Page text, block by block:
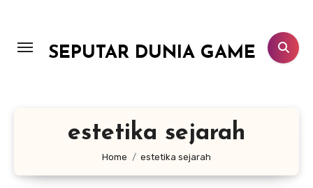
konten
SEPUTAR DUNIA GAME
estetika sejarah
Home estetika sejarah